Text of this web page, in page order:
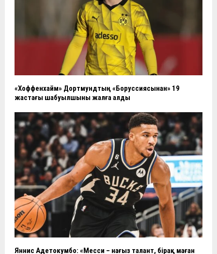
«Хоффенхайм» Дортмундтың «Боруссиясынан» 19
жастағы шабуылшыны жалға алды
Яннис Адетокумбо: «Месси – нағыз талант, бірақ маған